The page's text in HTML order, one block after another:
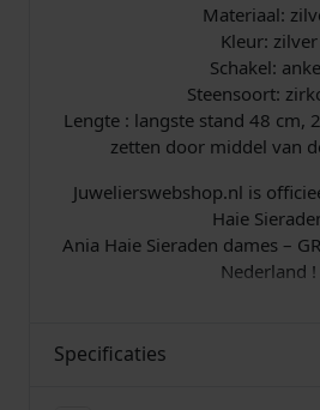
a
a
t
l
Materiaal:
Kleur: zilver
Schakel:
Steensoort:
Lengte : langste stand 48 cm,
zetten door middel van
Juwelierswebshop.nl is
Haie
Ania Haie Sieraden dames –
Nederland !
Specificaties